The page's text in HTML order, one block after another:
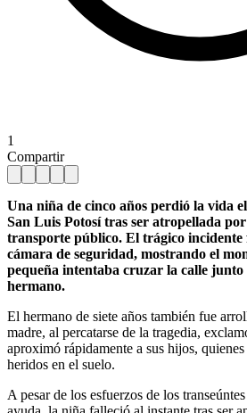
1
Compartir
Una niña de cinco años perdió la vida
San Luis Potosí tras ser atropellada
transporte público. El trágico incidente
cámara de seguridad, mostrando el
pequeña intentaba cruzar la calle junto
hermano.
El hermano de siete años también fue
madre, al percatarse de la tragedia,
aproximó rápidamente a sus hijos,
heridos en el suelo.
A pesar de los esfuerzos de los